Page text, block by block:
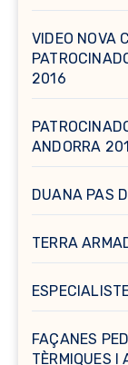
VIDEO NOVA
2016
ANDORRA
DUANA PAS
TERRA
FAÇANES
TÈRMIQUES I